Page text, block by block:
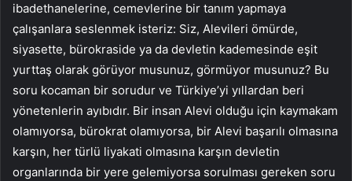
ibadethanelerine, cemevlerine bir tanım yapmaya
çalışanlara seslenmek isteriz: Siz, Alevileri ömürde,
siyasette, bürokraside ya da devletin kademesinde eşit
yurttaş olarak görüyor musunuz, görmüyor musunuz? Bu
soru kocaman bir sorudur ve Türkiye’yi yıllardan beri
yönetenlerin ayıbıdır. Bir insan Alevi olduğu için kaymakam
olamıyorsa, bürokrat olamıyorsa, bir Alevi başarılı olmasına
karşın, her türlü liyakati olmasına karşın devletin
organlarında bir yere gelemiyorsa sorulması gereken soru